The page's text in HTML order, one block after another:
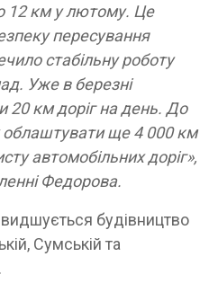
12 км у лютому. Це
пересування
стабільну роботу
Уже в березні
20 км доріг на день. До
облаштувати ще 4 000 км
автомобільних доріг»,
Федорова.
будівництво
Сумській та